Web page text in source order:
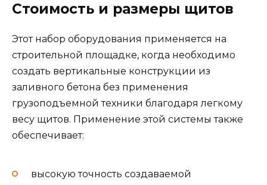
Стоимость и размеры щитов
Этот набор оборудования применяется на
строительной площадке, когда необходимо
создать вертикальные конструкции из
заливного бетона без применения
грузоподъемной техники благодаря легкому
весу щитов. Применение этой системы также
обеспечивает:
высокую точность создаваемой